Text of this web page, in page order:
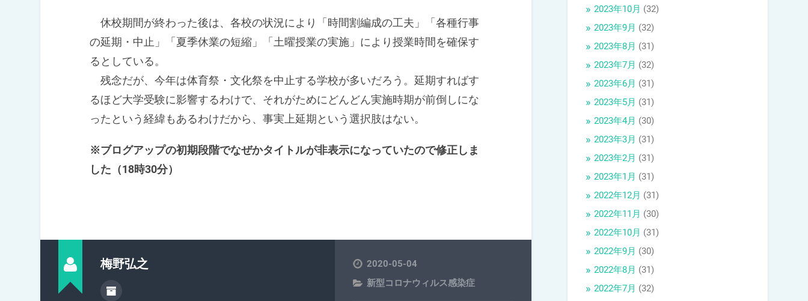
休校期間が終わった後は、各校の状況により「時間割編成の工夫」「各種行事
の延期・中止」「夏季休業の短縮」「土曜授業の実施」により授業時間を確保す
るとしている。
残念だが、今年は体育祭・文化祭を中止する学校が多いだろう。延期すればす
るほど大学受験に影響するわけで、それがためにどんどん実施時期が前倒しにな
ったという経緯もあるわけだから、事実上延期という選択肢はない。
※ブログアップの初期段階でなぜかタイトルが非表示になっていたので修正しま
した（18時30分）
梅野弘之
2020-05-04
新型コロナウィルス感染症
2023年10月 (32)
2023年9月 (32)
2023年8月 (31)
2023年7月 (32)
2023年6月 (31)
2023年5月 (31)
2023年4月 (30)
2023年3月 (31)
2023年2月 (31)
2023年1月 (31)
2022年12月 (31)
2022年11月 (30)
2022年10月 (31)
2022年9月 (30)
2022年8月 (31)
2022年7月 (32)